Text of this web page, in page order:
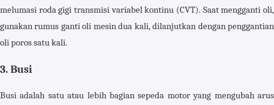
melumasi roda gigi transmisi variabel kontinu (CVT). Saat mengganti oli,
gunakan rumus ganti oli mesin dua kali, dilanjutkan dengan penggantian
oli poros satu kali.
3. Busi
Busi adalah satu atau lebih bagian sepeda motor yang mengubah arus